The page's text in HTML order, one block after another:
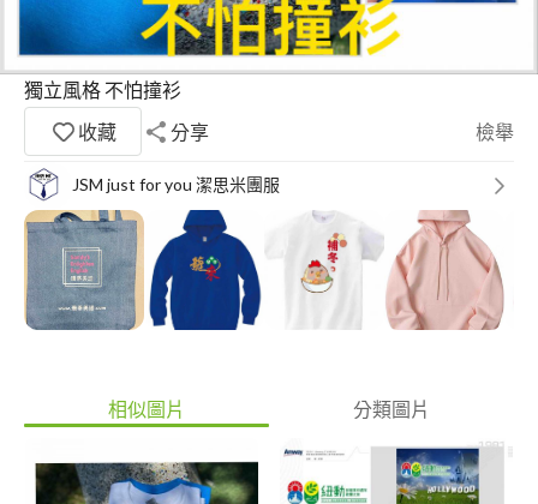
獨立風格 不怕撞衫
收藏
分享 檢舉
JSM just for you 潔思米團服
相似圖片 分類圖片